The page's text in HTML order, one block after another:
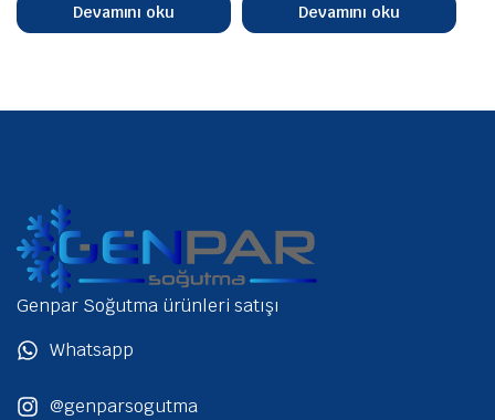
Devamını oku Devamını oku
Genpar Soğutma ürünleri satışı
Whatsapp
@genparsogutma